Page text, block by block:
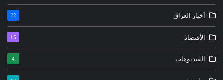
أخبار العراق 22
الأقتصاد 15
الفيديوهات 4